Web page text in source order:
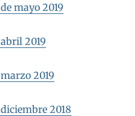
mayo 2019
2019
2019
2018